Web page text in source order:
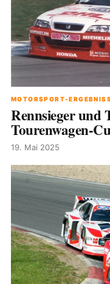
MOTORSPORT-
Rennsieger und
Tourenwagen-
19. Mai 2025